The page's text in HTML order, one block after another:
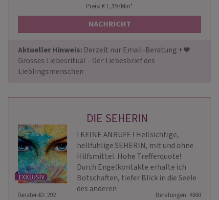
Preis: € 1,99/Min*
NACHRICHT
Aktueller Hinweis: Derzeit nur Email-Beratung + ❤️
Grosses Liebesritual - Der Liebesbrief des
Lieblingsmenschen
DIE SEHERIN
! KEINE ANRUFE ! Hellsichtige,
hellfühlige SEHERIN, mit und ohne
Hilfsmittel. Hohe Trefferquote!
Durch Engelkontakte erhalte ich
Botschaften, tiefer Blick in die Seele
des anderen
Berater-ID: 292 Beratungen: 4860